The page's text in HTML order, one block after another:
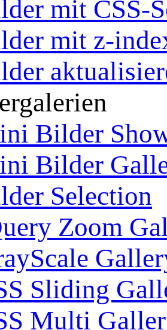
mit CSS-
mit z-
Bilder
Bilder
Selection
Zoom
Sliding
Multi